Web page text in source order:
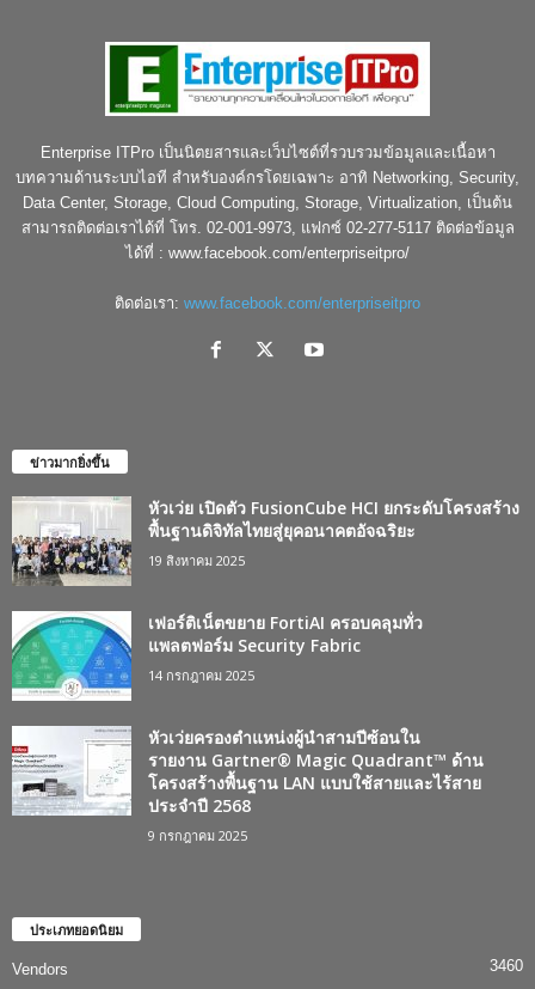
Enterprise ITPro เป็นนิตยสารและเว็บไซต์ที่รวบรวมข้อมูลและเนื้อหา
บทความด้านระบบไอที สำหรับองค์กรโดยเฉพาะ อาทิ Networking, Security,
Data Center, Storage, Cloud Computing, Storage, Virtualization, เป็นต้น
สามารถติดต่อเราได้ที่ โทร. 02-001-9973, แฟกซ์ 02-277-5117 ติดต่อข้อมูล
ได้ที่ : www.facebook.com/enterpriseitpro/
ติดต่อเรา: www.facebook.com/enterpriseitpro
ข่าวมากยิ่งขึ้น
หัวเว่ย เปิดตัว FusionCube HCI ยกระดับโครงสร้าง
พื้นฐานดิจิทัลไทยสู่ยุคอนาคตอัจฉริยะ
19 สิงหาคม 2025
เฟอร์ติเน็ตขยาย FortiAI ครอบคลุมทั่ว
แพลตฟอร์ม Security Fabric
14 กรกฎาคม 2025
หัวเว่ยครองตำแหน่งผู้นำสามปีซ้อนใน
รายงาน Gartner® Magic Quadrant™ ด้าน
โครงสร้างพื้นฐาน LAN แบบใช้สายและไร้สาย
ประจำปี 2568
9 กรกฎาคม 2025
ประเภทยอดนิยม
Vendors 3460